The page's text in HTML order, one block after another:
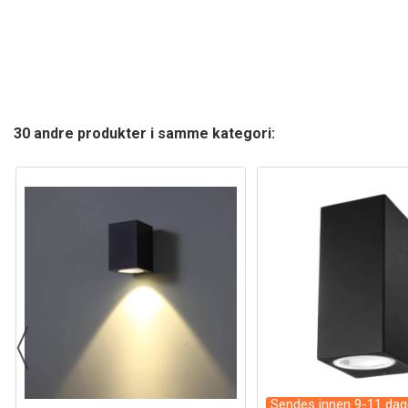
30 andre produkter i samme kategori:
Sendes innen 9-11